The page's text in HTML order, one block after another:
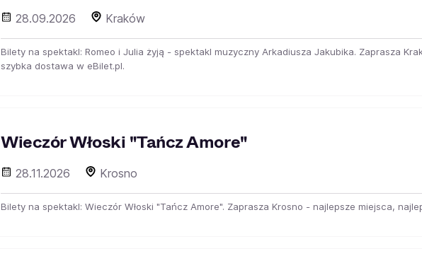
28.09.2026 Kraków
Bilety na spektakl: Romeo i Julia żyją - spektakl muzyczny Arkadiusza Jakubika. Zaprasza
szybka dostawa w eBilet.pl.
Wieczór Włoski "Tańcz Amore"
28.11.2026 Krosno
Bilety na spektakl: Wieczór Włoski "Tańcz Amore". Zaprasza Krosno - najlepsze miejsca,